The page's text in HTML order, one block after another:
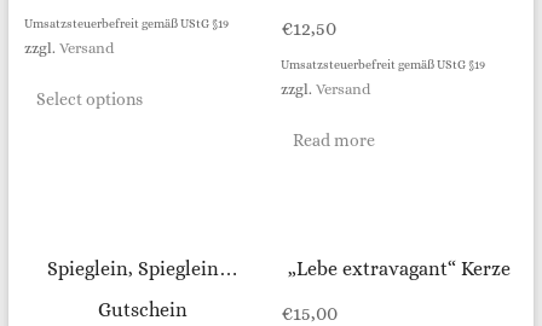
Umsatzsteuerbefreit gemäß UStG §19
zzgl. Versand
Select options
€12,50
Umsatzsteuerbefreit gemäß UStG §19
zzgl.Versand
Read more
Spieglein, Spieglein…
Gutschein
„Lebe extravagant“ Kerze
€15,00